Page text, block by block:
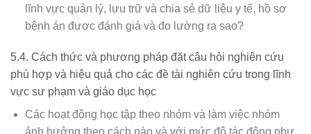
lĩnh vực quản lý, lưu trữ và chia sẻ dữ liệu y tế, hồ sơ
bệnh án được đánh giá và đo lường ra sao?
5.4. Cách thức và phương pháp đặt câu hỏi nghiên cứu
phù hợp và hiệu quả cho các đề tài nghiên cứu trong lĩnh
vực sư phạm và giáo dục học
Các hoạt động học tập theo nhóm và làm việc nhóm